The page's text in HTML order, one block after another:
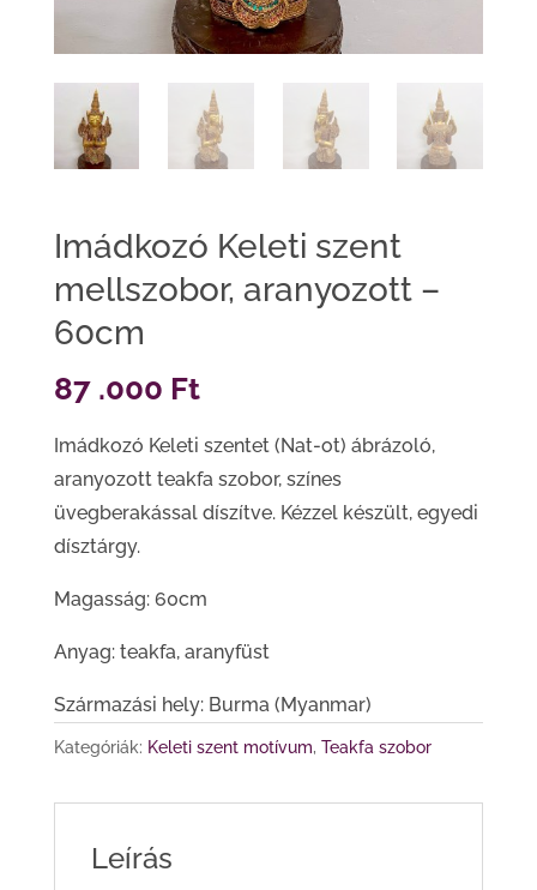
Imádkozó Keleti szent
mellszobor, aranyozott –
60cm
87 .000 Ft
Imádkozó Keleti szentet (Nat-ot) ábrázoló,
aranyozott teakfa szobor, színes
üvegberakással díszítve. Kézzel készült, egyedi
dísztárgy.
Magasság: 60cm
Anyag: teakfa, aranyfüst
Származási hely: Burma (Myanmar)
Kategóriák: Keleti szent motívum, Teakfa szobor
Leírás